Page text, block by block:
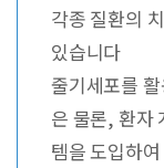
각종 질환의
있습니다
줄기세포를
은 물론, 환자
템을 도입하